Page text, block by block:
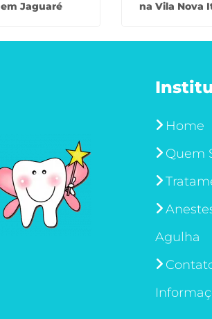
em Jaguaré
na Vila Nova
Home
Quem
Agulha